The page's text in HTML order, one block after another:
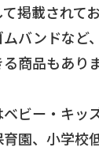
掲載されて
バンドなど
商品もありま
ビー・キッ
園、小学校